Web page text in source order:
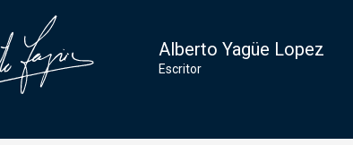
Alberto Yagüe Lopez
Escritor